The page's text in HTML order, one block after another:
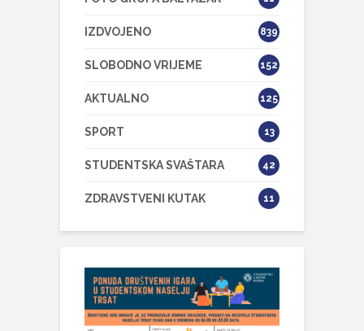
IZDVOJENO 839
SLOBODNO VRIJEME 152
AKTUALNO 125
SPORT 13
STUDENTSKA SVAŠTARA 42
ZDRAVSTVENI KUTAK 11